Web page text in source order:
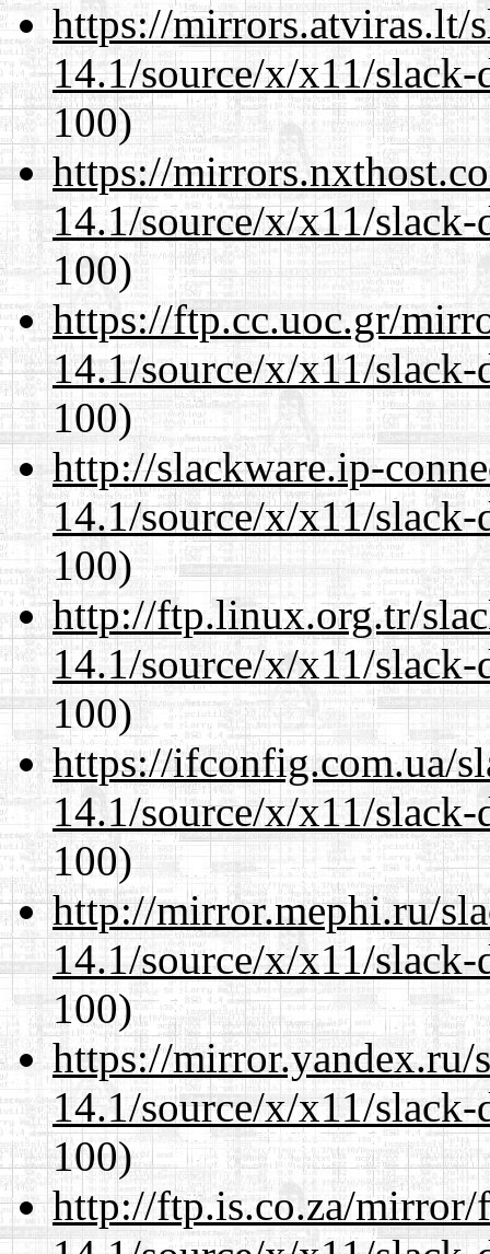
https://mirrors.atviras.lt/
14.1/source/x/x11/
100)
https://
14.1/source/x/x11/
100)
https://ftp.cc.uoc.gr/
14.1/source/x/x11/
100)
http://slackware.ip-
14.1/source/x/x11/
100)
http://ftp.linux.org.tr/
14.1/source/x/x11/
100)
https://ifconfig.com.ua/
14.1/source/x/x11/
100)
http://mirror.mephi.ru/
14.1/source/x/x11/
100)
https://mirror.yandex.ru/
14.1/source/x/x11/
100)
http://ftp.is.co.za/mirror/